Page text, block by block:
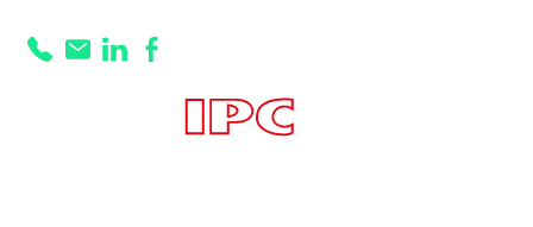
Prestation :
Possibilité de louer